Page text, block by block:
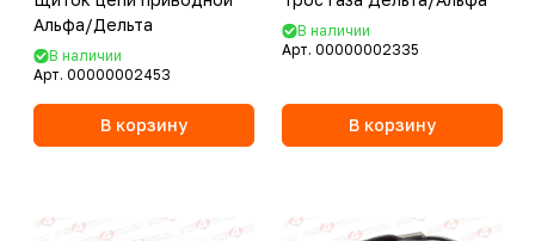
Альфа/Дельта
В наличии
Арт. 00000002453
В корзину
В наличии
Арт. 00000002335
В корзину